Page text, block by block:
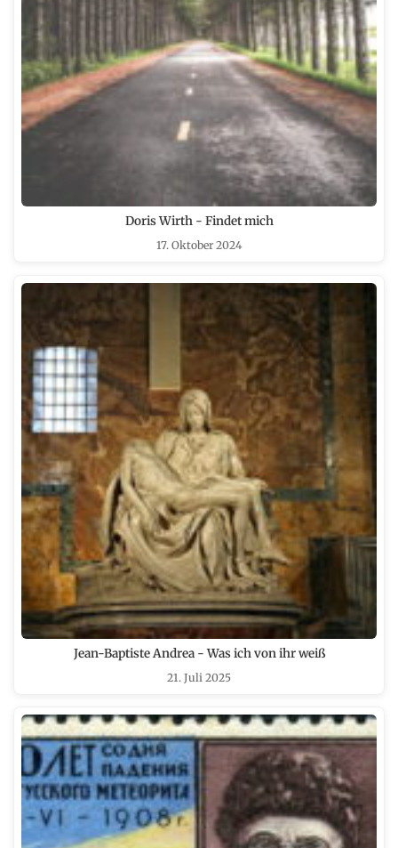
Doris Wirth - Findet mich
17. Oktober 2024
Jean-Baptiste Andrea - Was ich von ihr weiß
21. Juli 2025